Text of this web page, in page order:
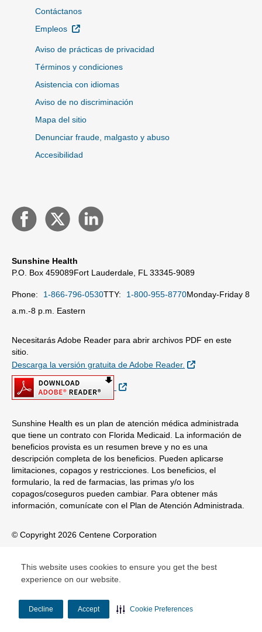
This website uses cookies to ensure you get the best
experience on our website.
Decline Accept Cookie Preferences
Contáctanos
Empleos
Sitio Externo
Aviso de prácticas de privacidad
Términos y condiciones
Asistencia con idiomas
Aviso de no discriminación
Mapa del sitio
Denunciar fraude, malgasto y abuso
Accesibilidad
Sunshine Health
P.O. Box 459089Fort Lauderdale, FL 33345-9089
Phone: 1-866-796-0530TTY: 1-800-955-8770Monday-Friday 8
a.m.-8 p.m. Eastern
Necesitarás Adobe Reader para abrir archivos PDF en este
sitio.
Descarga la versión gratuita de Adobe Reader.
Sitio Externo
Sitio Externo
Sunshine Health es un plan de atención médica administrada
que tiene un contrato con Florida Medicaid. La información de
beneficios provista es un resumen breve y no es una
descripción completa de los beneficios. Pueden aplicarse
limitaciones, copagos y restricciones. Los beneficios, el
formulario, la red de farmacias, las primas y/o los
copagos/coseguros pueden cambiar. Para obtener más
información, comunícate con el Plan de Atención Administrada.
© Copyright 2026 Centene Corporation